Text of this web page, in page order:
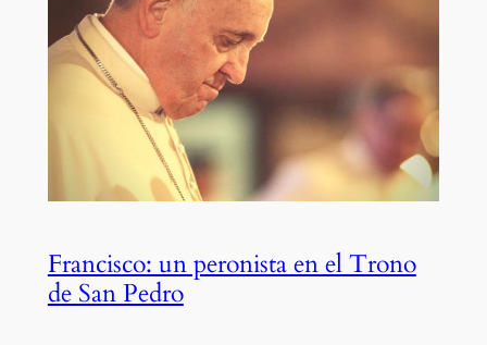
Francisco: un peronista en el Trono
de San Pedro